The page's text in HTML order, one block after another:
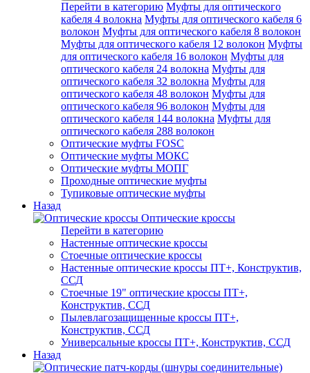
Перейти в категорию Муфты для оптического
кабеля 4 волокна Муфты для оптического кабеля 6
волокон Муфты для оптического кабеля 8 волокон
Муфты для оптического кабеля 12 волокон Муфты
для оптического кабеля 16 волокон Муфты для
оптического кабеля 24 волокна Муфты для
оптического кабеля 32 волокна Муфты для
оптического кабеля 48 волокон Муфты для
оптического кабеля 96 волокон Муфты для
оптического кабеля 144 волокна Муфты для
оптического кабеля 288 волокон
Оптические муфты FOSC
Оптические муфты МОКС
Оптические муфты МОПГ
Проходные оптические муфты
Тупиковые оптические муфты
Назад
Оптические кроссы
Перейти в категорию
Настенные оптические кроссы
Стоечные оптические кроссы
Настенные оптические кроссы ПТ+, Конструктив,
ССД
Стоечные 19" оптические кроссы ПТ+,
Конструктив, ССД
Пылевлагозащищенные кроссы ПТ+,
Конструктив, ССД
Универсальные кроссы ПТ+, Конструктив, ССД
Назад